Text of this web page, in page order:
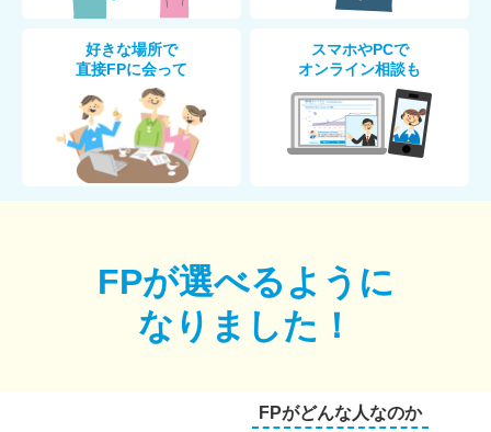
好きな場所で
直接FPに会って
スマホやPCで
オンライン相談も
FPが選べるように
なりました！
FPがどんな人なのか